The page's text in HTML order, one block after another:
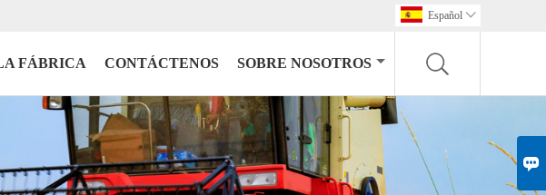

Español 
FÁBRICA CONTÁCTENOS SOBRE NOSOTROS